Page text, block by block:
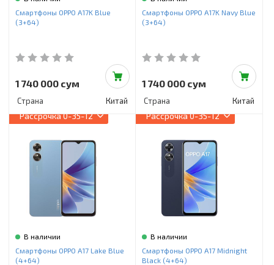
Инструменты и техника
Товары для дома
Красота и здоровье
Пылесосы
Фильтры для воды
Смартфоны OPPO A17K Blue
(3+64)
1 740 000 сум
Страна Китай
Смартфоны OPPO A17K Navy Blue
(3+64)
1 740 000 сум
Страна Китай
Рассрочка0-35-12
В наличии
Смартфоны OPPO A17 Lake Blue
(4+64)
Рассрочка0-35-12
В наличии
Смартфоны OPPO A17 Midnight
Black (4+64)